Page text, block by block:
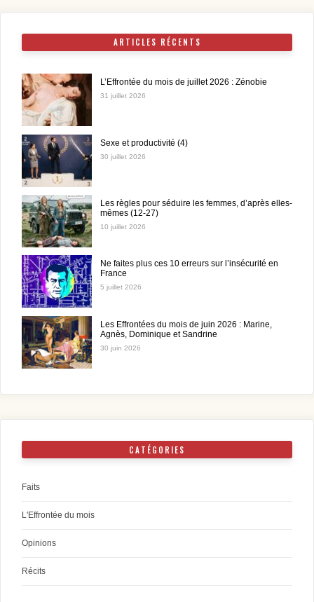
ARTICLES RÉCENTS
L’Effrontée du mois de juillet 2026 : Zénobie
31 juillet 2026
Sexe et productivité (4)
30 juillet 2026
Les règles pour séduire les femmes, d’après elles-
mêmes (12-27)
10 juillet 2026
Ne faites plus ces 10 erreurs sur l’insécurité en
France
5 juillet 2026
Les Effrontées du mois de juin 2026 : Marine,
Agnès, Dominique et Sandrine
30 juin 2026
CATÉGORIES
Faits
L'Effrontée du mois
Opinions
Récits